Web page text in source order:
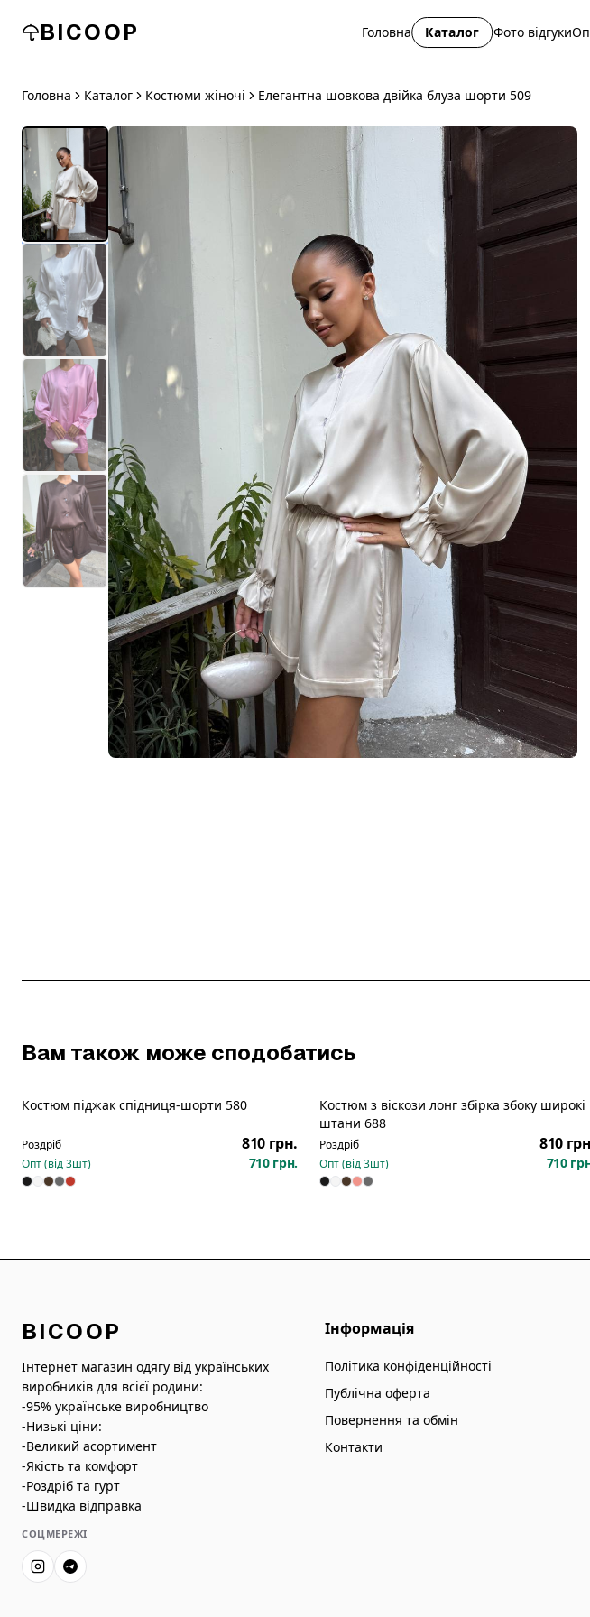
BICOOP Головна Каталог Фото відгуки
Головна Каталог Костюми жіночі Елегантна шовкова двійка блуза шорти 509
Вам також може сподобатись
Костюм піджак спідниця-шорти 580
Роздріб 810 грн.
Опт (від3шт) 710 грн.
Костюм з віскози лонг збірка збоку широкі
штани 688
Роздріб 810
Опт (від3шт) 710
BICOOP
Інтернет магазин одягу від українських
виробників для всієї родини:
-95% українське виробництво
-Низькі ціни:
-Великий асортимент
-Якість та комфорт
-Роздріб та гурт
-Швидка відправка
СОЦМЕРЕЖІ
Інформація
Політика конфіденційності
Публічна оферта
Повернення та обмін
Контакти